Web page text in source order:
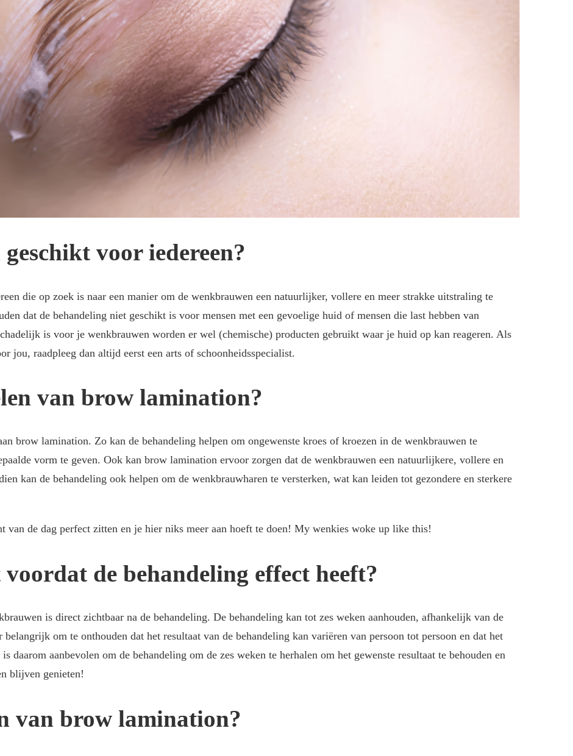
voor iedereen?
die op zoek is naar een manier om de wenkbrauwen een natuurlijker, vollere en meer strakke uitstraling te
dat de behandeling niet geschikt is voor mensen met een gevoelige huid of mensen die last hebben van
is voor je wenkbrauwen worden er wel (chemische) producten gebruikt waar je huid op kan reageren. Als
raadpleeg dan altijd eerst een arts of schoonheidsspecialist.
van brow lamination?
brow lamination. Zo kan de behandeling helpen om ongewenste kroes of kroezen in de wenkbrauwen te
vorm te geven. Ook kan brow lamination ervoor zorgen dat de wenkbrauwen een natuurlijkere, vollere en
kan de behandeling ook helpen om de wenkbrauwharen te versterken, wat kan leiden tot gezondere en sterkere
van de dag perfect zitten en je hier niks meer aan hoeft te doen! My wenkies woke up like this!
de behandeling effect heeft?
is direct zichtbaar na de behandeling. De behandeling kan tot zes weken aanhouden, afhankelijk van de
om te onthouden dat het resultaat van de behandeling kan variëren van persoon tot persoon en dat het
daarom aanbevolen om de behandeling om de zes weken te herhalen om het gewenste resultaat te behouden en
blijven genieten!
van brow lamination?